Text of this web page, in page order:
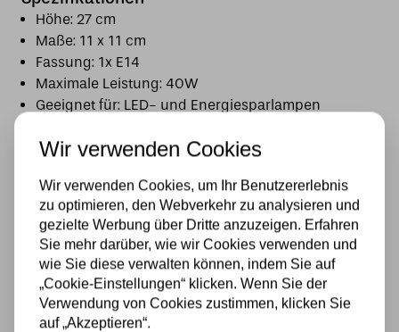
Höhe: 27 cm
Maße: 11 x 11 cm
Fassung: 1x E14
Maximale Leistung: 40W
Geeignet für: LED- und Energiesparlampen
Anzahl Glasstücke: ca. 192
Darstellung: rundum auf allen Seiten sichtbar
Stil: Tiffany / Bleiglas / maritim
Ein wunderschönes handgefertigtes Tiffany-
Windlicht mit Segelbootmotiv und faszinierendem
Farbspiel – perfekt für stimmungsvolle
Beleuchtung und maritime Akzente im Zuhause.
Wir verwenden Cookies
Wir verwenden Cookies, um Ihr Benutzererlebnis
zu optimieren, den Webverkehr zu analysieren und
gezielte Werbung über Dritte anzuzeigen. Erfahren
Sie mehr darüber, wie wir Cookies verwenden und
wie Sie diese verwalten können, indem Sie auf
„Cookie-Einstellungen“ klicken. Wenn Sie der
Verwendung von Cookies zustimmen, klicken Sie
auf „Akzeptieren“.